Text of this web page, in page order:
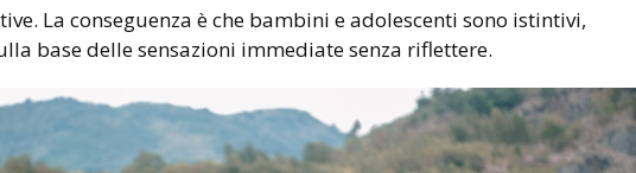
La conseguenza è che bambini e adolescenti sono istintivi,
base delle sensazioni immediate senza riflettere.